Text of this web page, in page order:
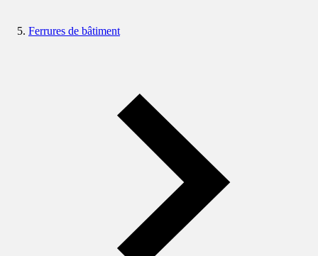
Ferrures de bâtiment